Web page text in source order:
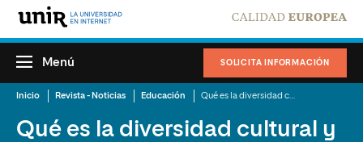
SOLICITA INFORMACIÓN
Menú
Inicio Revista - Noticias Educación
Qué es la diversidad cultural y